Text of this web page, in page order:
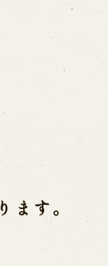
あるご質問
メ
話でお問い合わせ
す。